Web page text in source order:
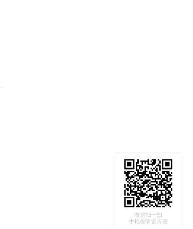
微信扫一扫
手机收听更方便